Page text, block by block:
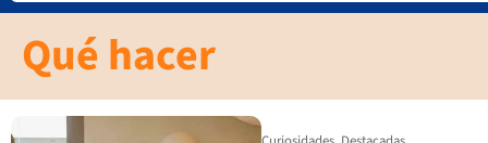
Qué hacer